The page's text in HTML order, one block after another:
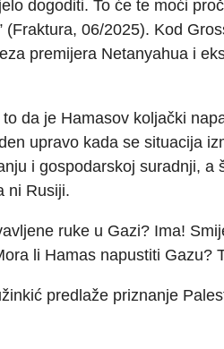
dogoditi. To će te moći
(Fraktura, 06/2025). Kod
premijera Netanyahua i
da je Hamasov koljački
upravo kada se situacija
i gospodarskoj suradnji, a
ni Rusiji.
ruke u Gazi? Ima!
li Hamas napustiti Gazu?
predlaže priznanje